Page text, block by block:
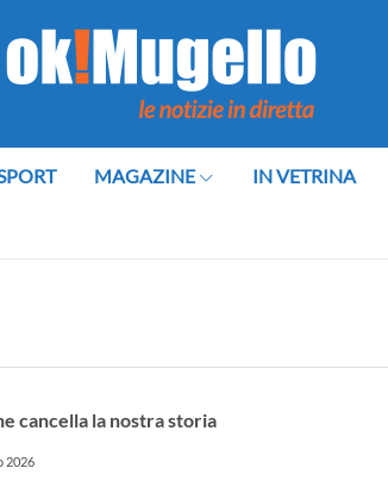
MAGAZINE IN VETRINA
cancella la nostra storia
2026